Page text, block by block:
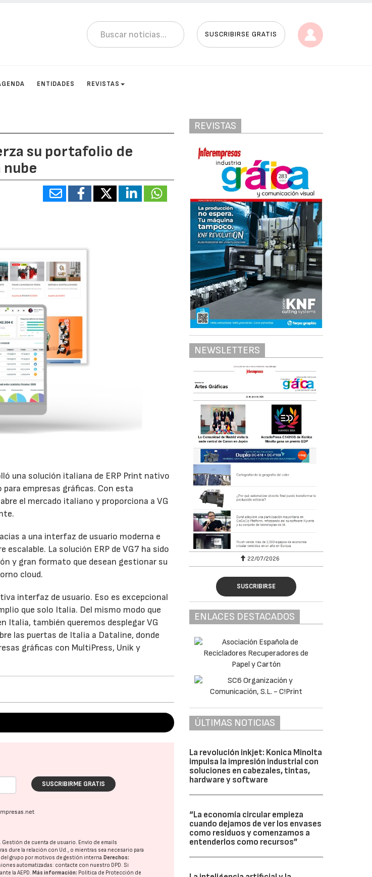
SUSCRIBIRSE GRATIS
ENTIDADES REVISTAS
su portafolio de
una solución italiana de ERP Print nativo
empresas gráficas. Con esta
el mercado italiano y proporciona a VG
a una interfaz de usuario moderna e
La solución ERP de VG7 ha sido
y gran formato que desean gestionar su
cloud.
interfaz de usuario. Eso es excepcional
que solo Italia. Del mismo modo que
Italia, también queremos desplegar VG
las puertas de Italia a Dataline, donde
gráficas con MultiPress, Unik y
SUSCRIBIRME GRATIS
de cuenta de usuario. Envío de emails
dure la relación con Ud., o mientras sea necesario para
grupo por motivos de gestión interna. Derechos:
automatizadas: contacte con nuestro DPD. Si
laAEPD. Más información: Política de Protección de
REVISTAS
NEWSLETTERS
29/07/2026 22/07/2026
SUSCRIBIRSE
ENLACES DESTACADOS
ÚLTIMAS NOTICIAS
La revolución inkjet: Konica Minolta
impulsa la impresión industrial con
soluciones en cabezales, tintas,
hardware y software
“La economía circular empieza
cuando dejamos de ver los envases
como residuos y comenzamos a
entenderlos como recursos”